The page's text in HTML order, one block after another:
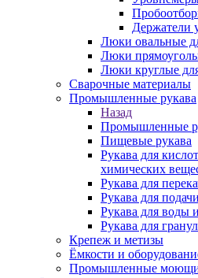
Держатели
Люки овальные
Люки
Люки круглые
Сварочные материалы
Промышленные рукава
Назад
Промышленные
Пищевые рукава
Рукава для
химических
Рукава для
Рукава для
Рукава для воды
Рукава для
Крепеж и метизы
Ёмкости и
Промышленные